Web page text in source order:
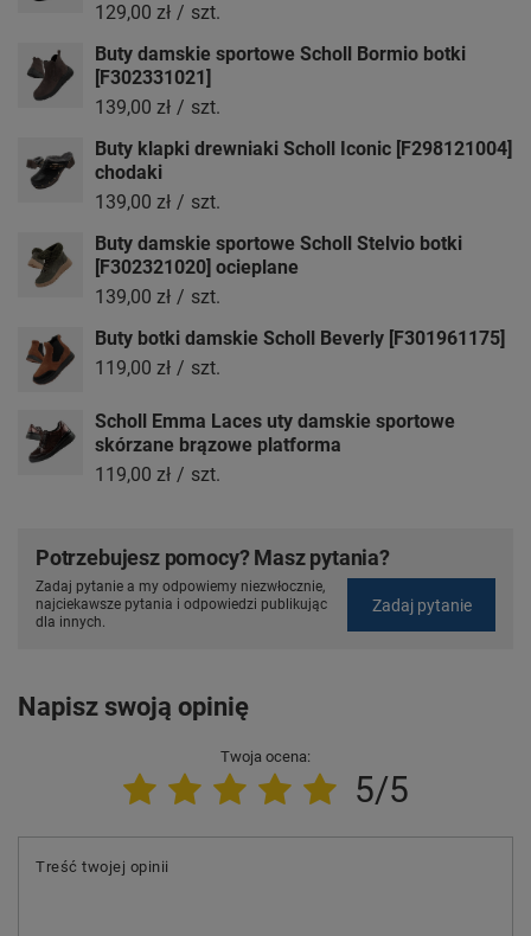
129,00 zł / szt.
Buty damskie sportowe Scholl Bormio botki
[F302331021]
139,00 zł / szt.
Buty klapki drewniaki Scholl Iconic [F298121004]
chodaki
139,00 zł / szt.
Buty damskie sportowe Scholl Stelvio botki
[F302321020] ocieplane
139,00 zł / szt.
Buty botki damskie Scholl Beverly [F301961175]
119,00 zł / szt.
Scholl Emma Laces uty damskie sportowe
skórzane brązowe platforma
119,00 zł / szt.
Potrzebujesz pomocy? Masz pytania?
Zadaj pytanie a my odpowiemy niezwłocznie,
najciekawsze pytania i odpowiedzi publikując
dla innych.
Zadaj pytanie
Napisz swoją opinię
Twoja ocena:
5/5
Treść twojej opinii